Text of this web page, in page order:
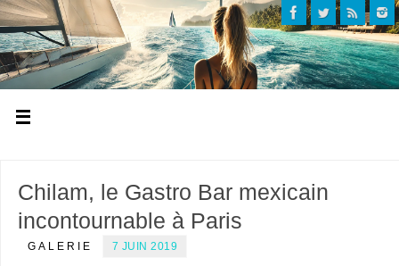
Chilam, le Gastro Bar mexicain
incontournable à Paris
GALERIE 7 JUIN 2019